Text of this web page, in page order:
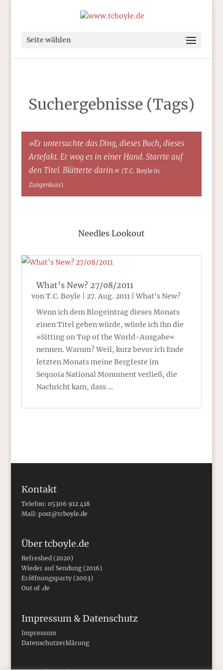
Seite wählen
Suchergebnisse (Tags)
»Er untersuchte das Ding, dieses Buch, dieses
Artefakt. Er wog es in einer Hand. Starrte auf
den Titel. Blätterte darin.« (T.C. Boyle in
Zungenkuss)
Needles Lookout
What’s New? 27/08/2011
vonT.C. Boyle 27. Aug. 2011|What's New?
Wenn ich dem Blogeintrag dieses Monats
einen Titel geben würde, würde ich ihn die
»Sitting on Top of the World-Ausgabe«
nennen. Warum? Weil, kurz bevor ich Ende
letzten Monats meine Bergfeste im
Sequoia National Monument verließ, die
Nachricht kam, dass …
Kontakt
Telefon: 05306 912 418
Mail: post@tcboyle.de
Über tcboyle.de
Refreshed (2020)
Wieder auf Sendung (2016)
Eröffnungsparty (2003)
Out of .de
Impressum & Datenschutz
Impressum
Datenschutzerklärung